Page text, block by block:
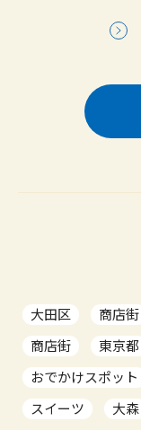
大田区 商店街
商店街
東京都
おでかけスポット
スイーツ
大森